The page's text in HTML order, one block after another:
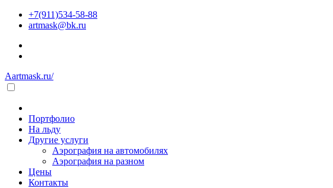
+7(911)534-58-88
artmask@bk.ru
Aartmask.ru/
Портфолио
На льду
Другие услуги
Аэрография на автомобилях
Аэрография на разном
Цены
Контакты